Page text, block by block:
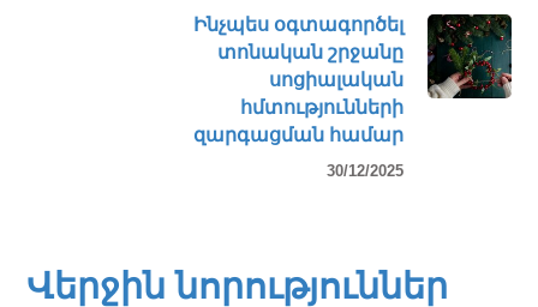
Ինչպես օգտագործել
տոնական շրջանը
սոցիալական
հմտությունների
զարգացման համար
30/12/2025
Վերջին նորություններ